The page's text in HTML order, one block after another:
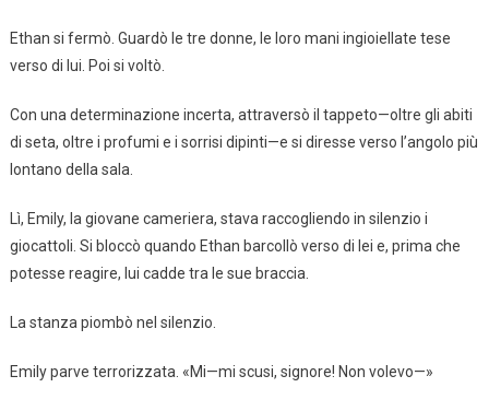
Ethan si fermò. Guardò le tre donne, le loro mani ingioiellate tese
verso di lui. Poi si voltò.
Con una determinazione incerta, attraversò il tappeto—oltre gli abiti
di seta, oltre i profumi e i sorrisi dipinti—e si diresse verso l’angolo più
lontano della sala.
Lì, Emily, la giovane cameriera, stava raccogliendo in silenzio i
giocattoli. Si bloccò quando Ethan barcollò verso di lei e, prima che
potesse reagire, lui cadde tra le sue braccia.
La stanza piombò nel silenzio.
Emily parve terrorizzata. «Mi—mi scusi, signore! Non volevo—»